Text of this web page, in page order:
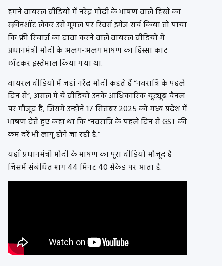
हमनेवायरलवीडियोमें नरेंद्र मोदी के भाषण वाले हिस्से का
स्क्रीनशॉटलेकर उसे गूगल पररिवर्सइमेजसर्चकिया तो पाया
किफ्रीरिचार्जका दावा करने वालेवायरलवीडियोमें
प्रधानमंत्रीमोदीकेअलग-अलग भाषण का हिस्सा काट
छाँटकर इस्तेमाल किया गया था.
वायरलवीडियोमें जहां नरेंद्र मोदी कहते हैं“नवरात्रिके पहले
दिन से”, असल में येवीडियोउनके आधिकारिकयूट्यूबचैनल
पर मौजूद है, जिसमें उन्होंने17सितंबर 2025 को मध्य प्रदेश में
भाषण देते हुए कहा था कि“नवरात्रिके पहले दिन सेGSTकी
कम दरें भी लागू होने जा रही है.”
यहाँ प्रधानमंत्री मोदी के भाषण का पूरावीडियोमौजूद है
जिसमें संबंधित भाग44मिनट 40सेकेंडपर आता है.